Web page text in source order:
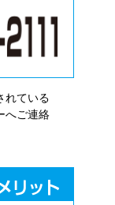
れている
へご連絡